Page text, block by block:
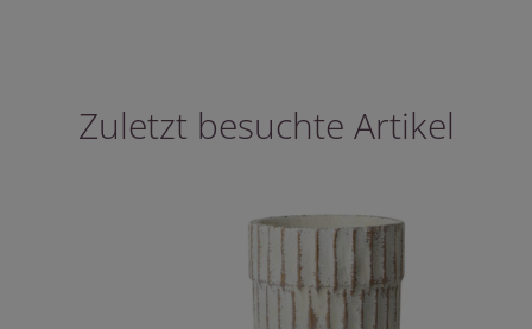
Zuletzt besuchte Artikel